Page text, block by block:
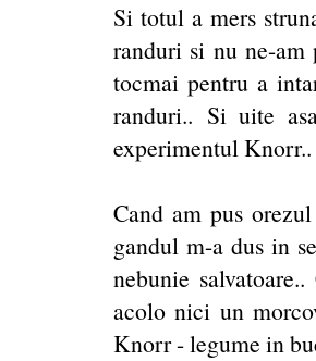
Si totul a mers
randuri si nu ne-
tocmai pentru a
randuri.. Si uite
experimentul Knorr..
Cand am pus
gandul m-a dus in
nebunie
acolo nici un
Knorr - legume in